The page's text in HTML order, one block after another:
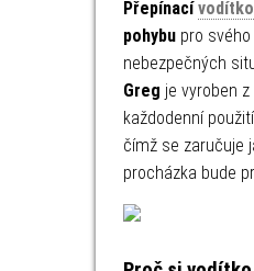
Přepínacívodítko
pohybu pro
nebezpečných
Greg je vyroben z
každodenní
čímž se zaručuje
procházka bude